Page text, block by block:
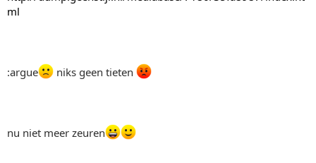
ml
:argue niks geen tieten
nu niet meer zeuren